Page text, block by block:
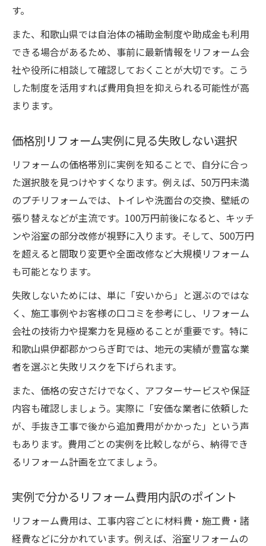
す。
また、和歌山県では自治体の補助金制度や助成金も利用
できる場合があるため、事前に最新情報をリフォーム会
社や役所に相談して確認しておくことが大切です。こう
した制度を活用すれば費用負担を抑えられる可能性が高
まります。
価格別リフォーム実例に見る失敗しない選択
リフォームの価格帯別に実例を知ることで、自分に合っ
た選択肢を見つけやすくなります。例えば、50万円未満
のプチリフォームでは、トイレや洗面台の交換、壁紙の
張り替えなどが主流です。100万円前後になると、キッチ
ンや浴室の部分改修が視野に入ります。そして、500万円
を超えると間取り変更や全面改修など大規模リフォーム
も可能となります。
失敗しないためには、単に「安いから」と選ぶのではな
く、施工事例やお客様の口コミを参考にし、リフォーム
会社の技術力や提案力を見極めることが重要です。特に
和歌山県伊都郡かつらぎ町では、地元の実績が豊富な業
者を選ぶと失敗リスクを下げられます。
また、価格の安さだけでなく、アフターサービスや保証
内容も確認しましょう。実際に「安価な業者に依頼した
が、手抜き工事で後から追加費用がかかった」という声
もあります。費用ごとの実例を比較しながら、納得でき
るリフォーム計画を立てましょう。
実例で分かるリフォーム費用内訳のポイント
リフォーム費用は、工事内容ごとに材料費・施工費・諸
経費などに分かれています。例えば、浴室リフォームの